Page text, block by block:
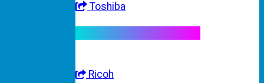
Toshiba
Ricoh